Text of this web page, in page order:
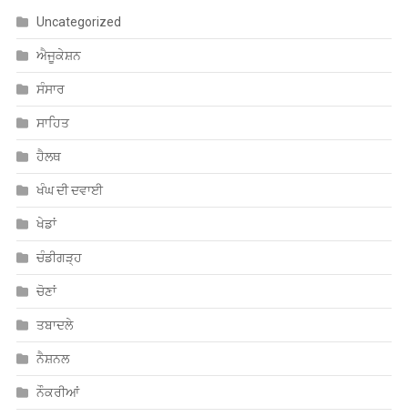
Uncategorized
ਐਜੂਕੇਸ਼ਨ
ਸੰਸਾਰ
ਸਾਹਿਤ
ਹੈਲਥ
ਖੰਘ ਦੀ ਦਵਾਈ
ਖੇਡਾਂ
ਚੰਡੀਗੜ੍ਹ
ਚੋਣਾਂ
ਤਬਾਦਲੇ
ਨੈਸ਼ਨਲ
ਨੌਕਰੀਆਂ